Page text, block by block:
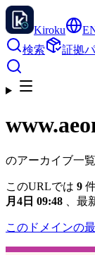
Kiroku
検索
証拠
のアーカイブ一覧
このURLでは 9
月4日 09:48
、最
このドメインの